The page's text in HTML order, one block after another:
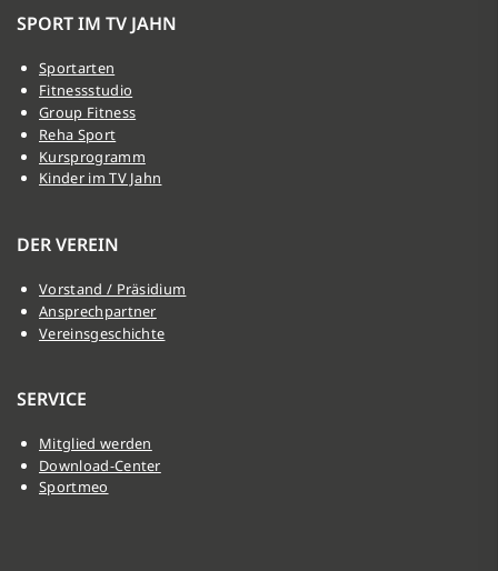
SPORT IM TV JAHN
Sportarten
Fitnessstudio
Group Fitness
Reha Sport
Kursprogramm
Kinder im TV Jahn
DER VEREIN
Vorstand / Präsidium
Ansprechpartner
Vereinsgeschichte
SERVICE
Mitglied werden
Download-Center
Sportmeo